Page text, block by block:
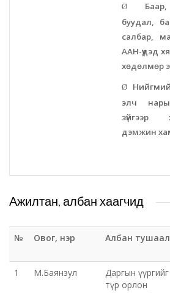
Ø
буудал,
салбар,
ААН-үүдэд
хөдөлмөр
Ø
элч
зүйгээр
дэмжин
Ажилтан, албан хаагчид
№ Овог, нэр Албан тушаал
1 М.Баянзул
Даргын үүргийг
түр орлон